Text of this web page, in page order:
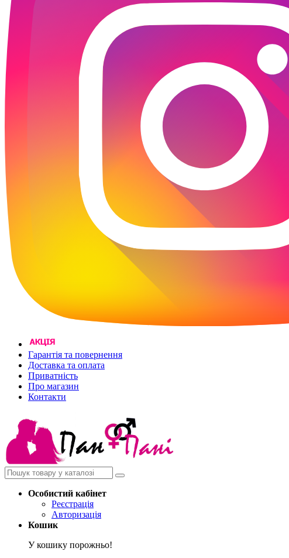
Гарантія та повернення
Доставка та оплата
Приватність
Про магазин
Контакти
Особистий кабінет
Реєстрація
Авторизація
Кошик
У кошику порожньо!